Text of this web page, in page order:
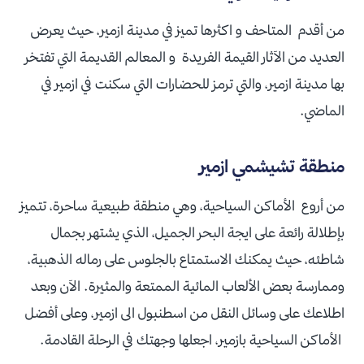
من أقدم المتاحف و اكثرها تميز في مدينة ازمير، حيث يعرض
العديد من الآثار القيمة الفريدة و المعالم القديمة التي تفتخر
بها مدينة ازمير، والتي ترمز للحضارات التي سكنت في ازمير في
الماضي.
منطقة تشيشمي ازمير
من أروع الأماكن السياحية، وهي منطقة طبيعية ساحرة، تتميز
بإطلالة رائعة على ايجة البحر الجميل، الذي يشتهر بجمال
شاطئه، حيث يمكنك الاستمتاع بالجلوس على رماله الذهبية،
وممارسة بعض الألعاب المائية الممتعة والمثيرة. الآن وبعد
اطلاعك على وسائل النقل من اسطنبول الى ازمير، وعلى أفضل
الأماكن السياحية بازمير، اجعلها وجهتك في الرحلة القادمة.